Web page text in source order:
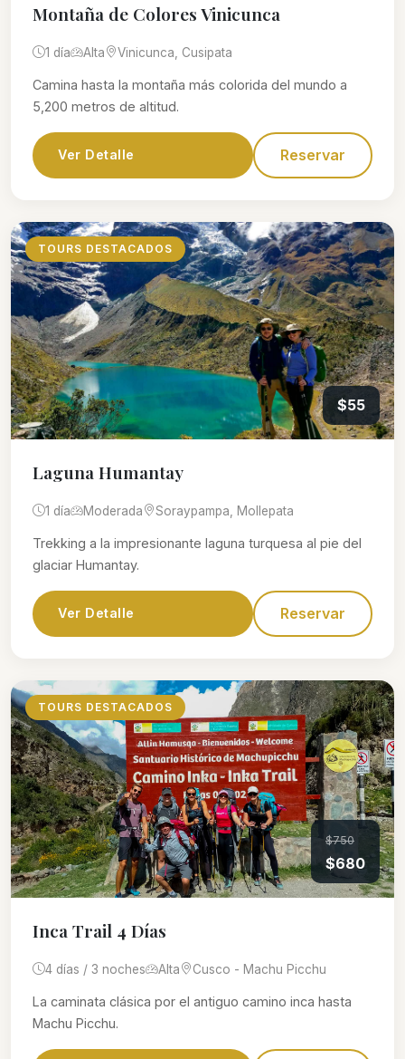
Montaña de Colores Vinicunca
1 día Alta Vinicunca, Cusipata
Camina hasta la montaña más colorida del mundo a
5,200 metros de altitud.
Ver Detalle Reservar
TOURS DESTACADOS
$55
Laguna Humantay
1 día Moderada Soraypampa, Mollepata
Trekking a la impresionante laguna turquesa al pie del
glaciar Humantay.
Ver Detalle Reservar
TOURS DESTACADOS
$750
$680
Inca Trail 4 Días
4 días / 3 noches Alta Cusco - Machu Picchu
La caminata clásica por el antiguo camino inca hasta
Machu Picchu.